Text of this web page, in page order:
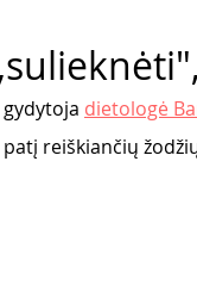
dietologė
reiškiančių